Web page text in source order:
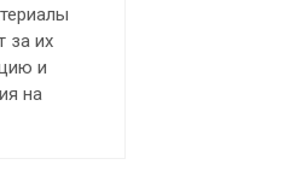
за их
и
на